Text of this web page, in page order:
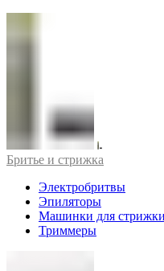
Бритье и стрижка
Электробритвы
Эпиляторы
Машинки для стрижки
Триммеры